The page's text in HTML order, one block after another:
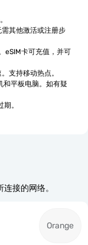
其他激活或注册步
eSIM卡可充值，并可
支持移动热点。
和平板电脑。如有疑
。
接的网络。
Orange